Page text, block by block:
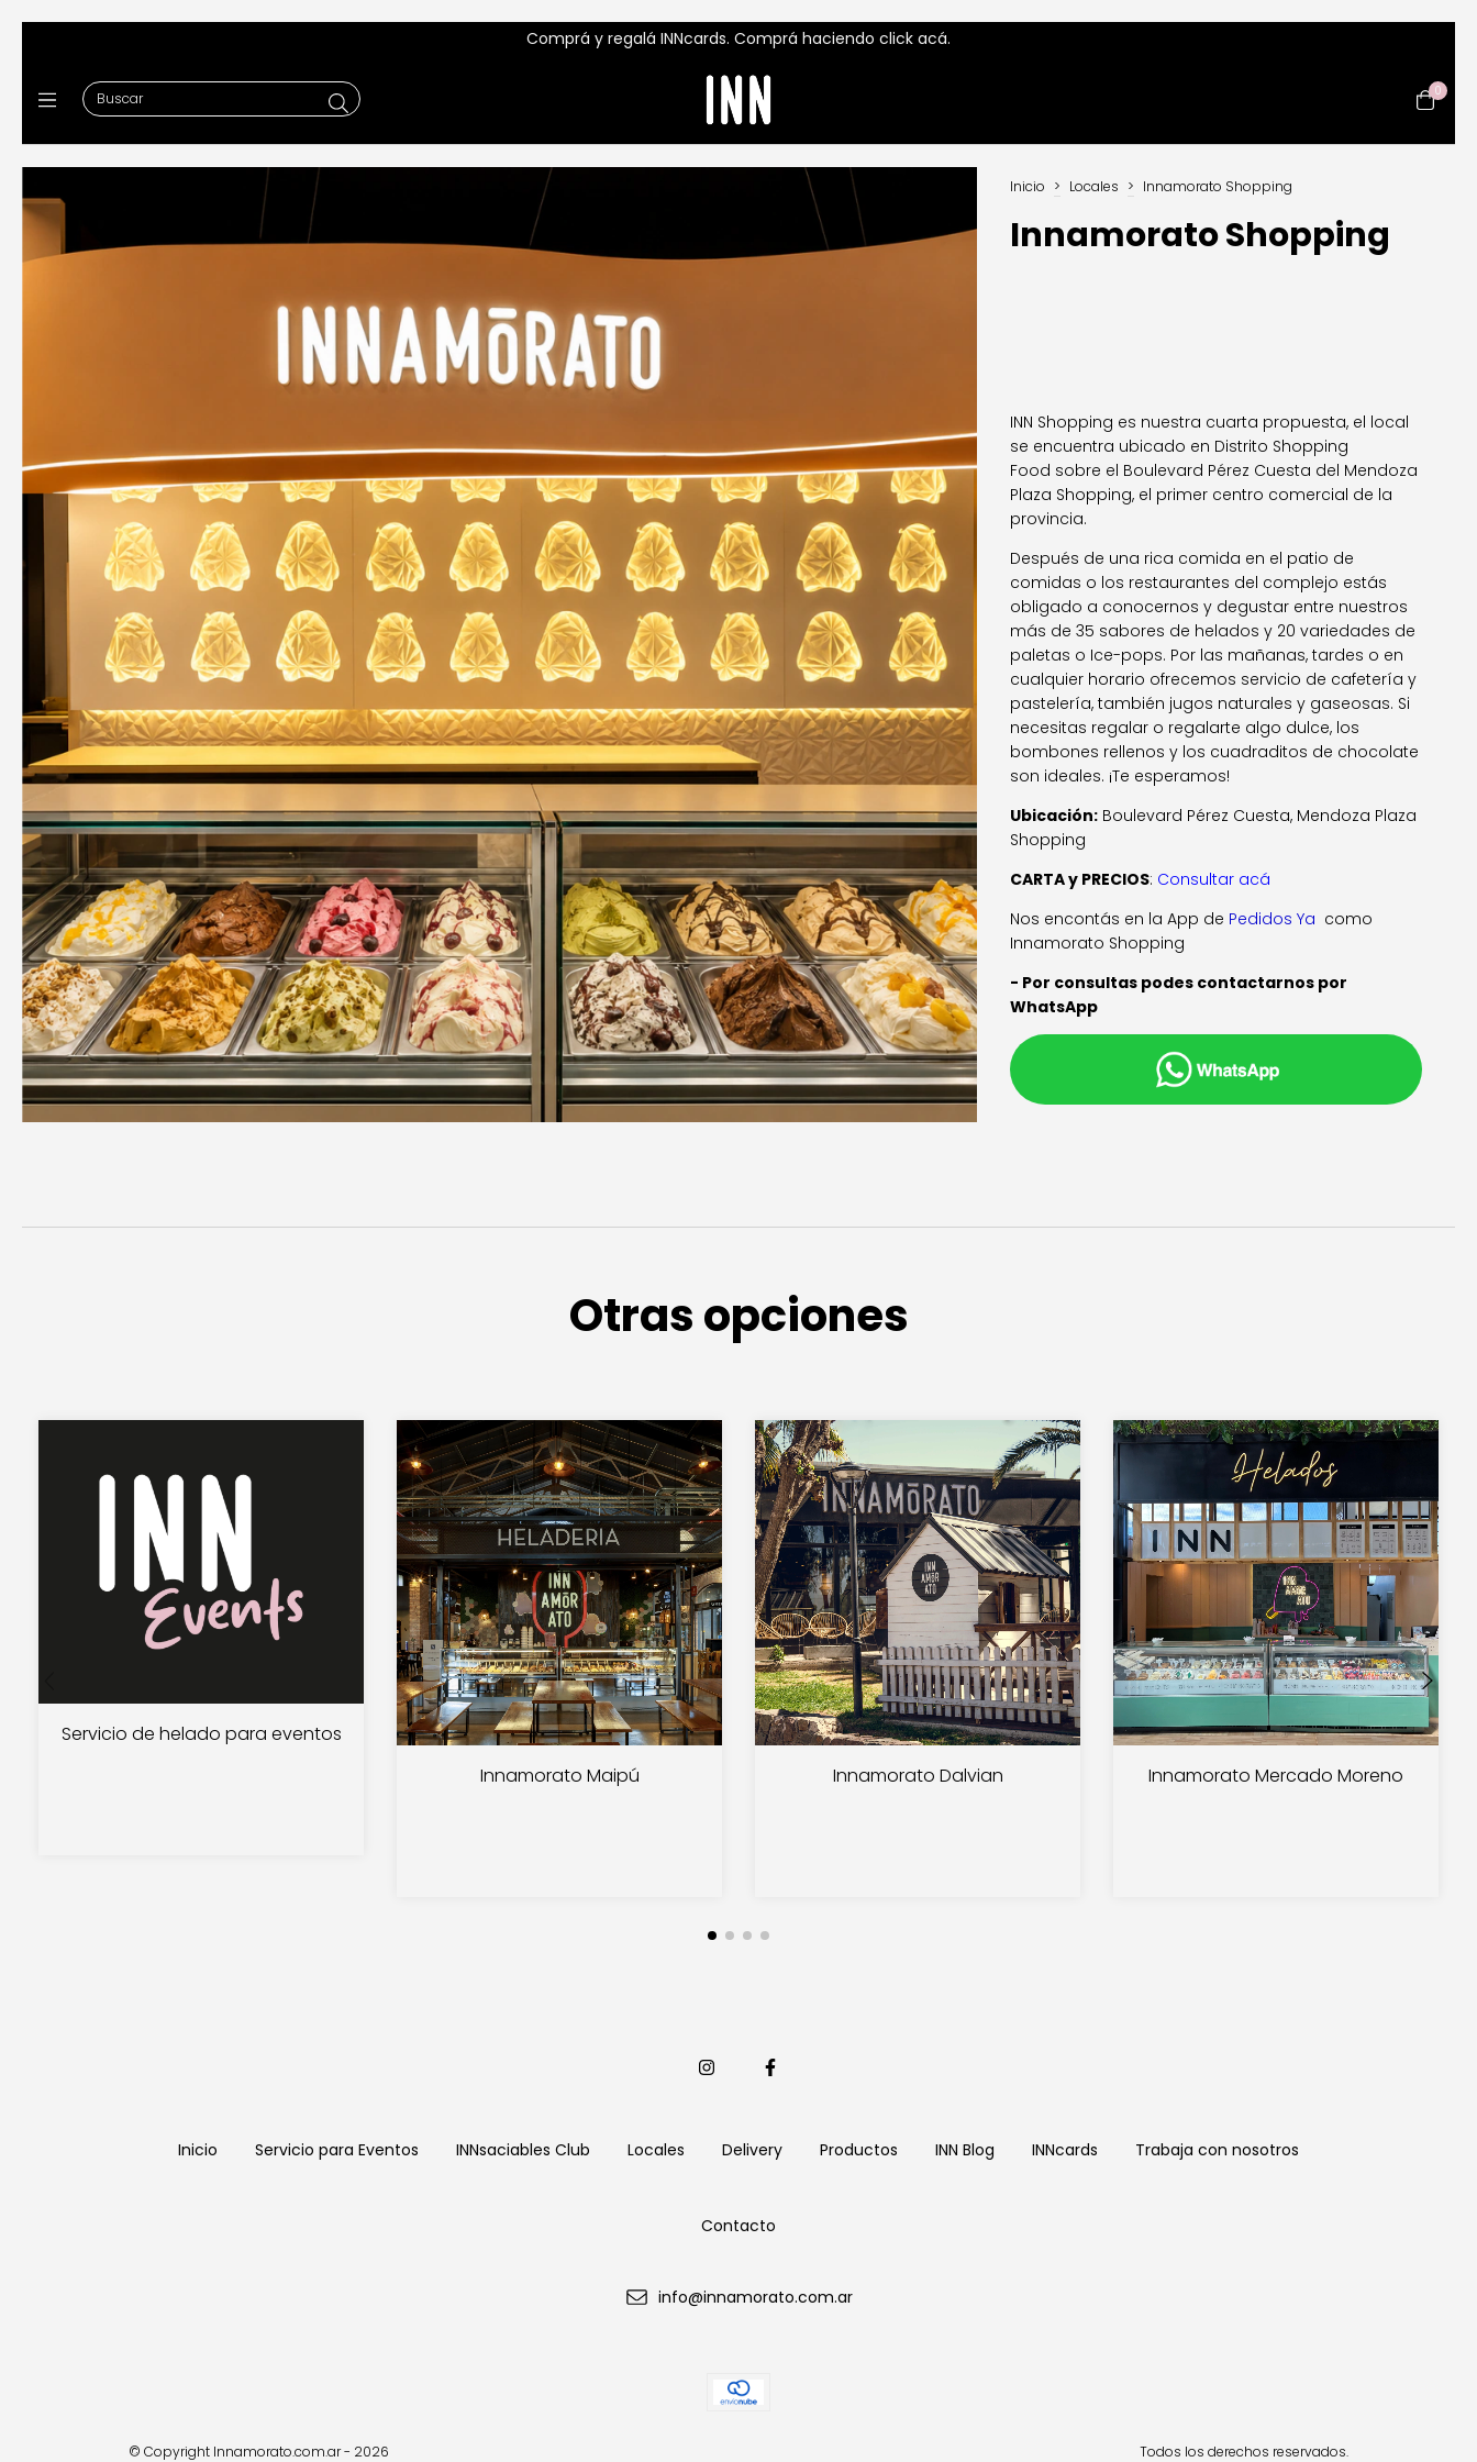
Comprá y regalá INNcards. Comprá haciendo click acá.
0
Inicio > Locales > Innamorato Shopping
Innamorato Shopping
INN Shopping es nuestra cuarta propuesta, el local
se encuentra ubicado en Distrito Shopping
Food sobre el Boulevard Pérez Cuesta del Mendoza
Plaza Shopping, el primer centro comercial de la
provincia.
Después de una rica comida en el patio de
comidas o los restaurantes del complejo estás
obligado a conocernos y degustar entre nuestros
más de 35 sabores de helados y 20 variedades de
paletas o Ice-pops. Por las mañanas, tardes o en
cualquier horario ofrecemos servicio de cafetería y
pastelería, también jugos naturales y gaseosas. Si
necesitas regalar o regalarte algo dulce, los
bombones rellenos y los cuadraditos de chocolate
son ideales. ¡Te esperamos!
Ubicación: Boulevard Pérez Cuesta, Mendoza Plaza
Shopping
CARTA y PRECIOS: Consultar acá
Nos encontás en la App de Pedidos Ya como
Innamorato Shopping
- Por consultas podes contactarnos por
WhatsApp
Otras opciones
Servicio de helado para eventos
Innamorato Maipú
Innamorato Dalvian Innamorato Mercado Moreno
Inicio Servicio para Eventos INNsaciables Club Locales Delivery Productos INN Blog INNcards Trabaja con nosotros
Contacto
info@innamorato.com.ar
© Copyright Innamorato.com.ar - 2026 Todos los derechos reservados.